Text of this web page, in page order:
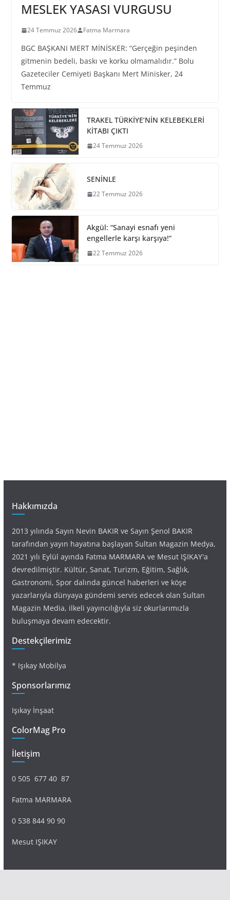
MESLEK YASASI VURGUSU
24 Temmuz 2026 Fatma Marmara
BGC BAŞKANI MERT MİNİSKER: “Gerçeğin peşinden
gitmenin bedeli, baskı ve korku olmamalıdır.” Bolu
Gazeteciler Cemiyeti Başkanı Mert Minisker, 24
Temmuz
TRAKEL TÜRKİYE’NİN KELEBEKLERİ
KİTABI ÇIKTI
24 Temmuz 2026
SENİNLE
22 Temmuz 2026
Akgül: “Sanayi esnafı yeni
engellerle karşı karşıya!”
22 Temmuz 2026
Hakkımızda
2013 yılında Sayın Nevin BAKIR ve Sayın Şenol BAKIR
tarafından yayın hayatına başlayan Sultan Magazin Medya,
2021 yılı Eylül ayında Fatma MARMARA ve Mesut IŞIKAY'a
devredilmiştir. Kültür, Sanat, Turizm, Eğitim, Sağlık,
Gastronomi, Spor dalında güncel haberleri ve köşe
yazarlarıyla dünyaya gündemi servis edecek olan Sultan
Magazin Media, ilkeli yayıncılığıyla siz okurlarımızla
buluşmaya devam edecektir.
Destekçilerimiz
* Işıkay Mobilya
Sponsorlarımız
Işıkay İnşaat
ColorMag Pro
İletişim
0 505 677 40 87
Fatma MARMARA
0 538 844 90 90
Mesut IŞIKAY